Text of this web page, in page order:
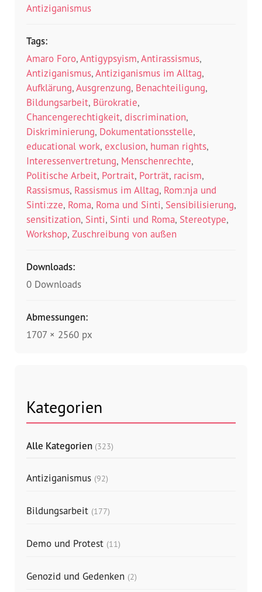
Kategorien
Alle Kategorien (323)
Antiziganismus (92)
Bildungsarbeit (177)
Demo und Protest (11)
Genozid und Gedenken (2)
Antiziganismus
Tags:
Amaro Foro,Antigypsyism,Antirassismus,
Antiziganismus,Antiziganismus im Alltag,
Aufklärung,Ausgrenzung, Benachteiligung,
Bildungsarbeit, Bürokratie,
Chancengerechtigkeit, discrimination,
Diskriminierung, Dokumentationsstelle,
educational work, exclusion, human rights,
Interessenvertretung, Menschenrechte,
Politische Arbeit, Portrait, Porträt, racism,
Rassismus, Rassismus im Alltag, Rom:nja und
Sinti:zze, Roma, Roma und Sinti, Sensibilisierung,
sensitization, Sinti, Sinti und Roma, Stereotype,
Workshop, Zuschreibung von außen
Downloads:
0 Downloads
Abmessungen:
1707 × 2560 px